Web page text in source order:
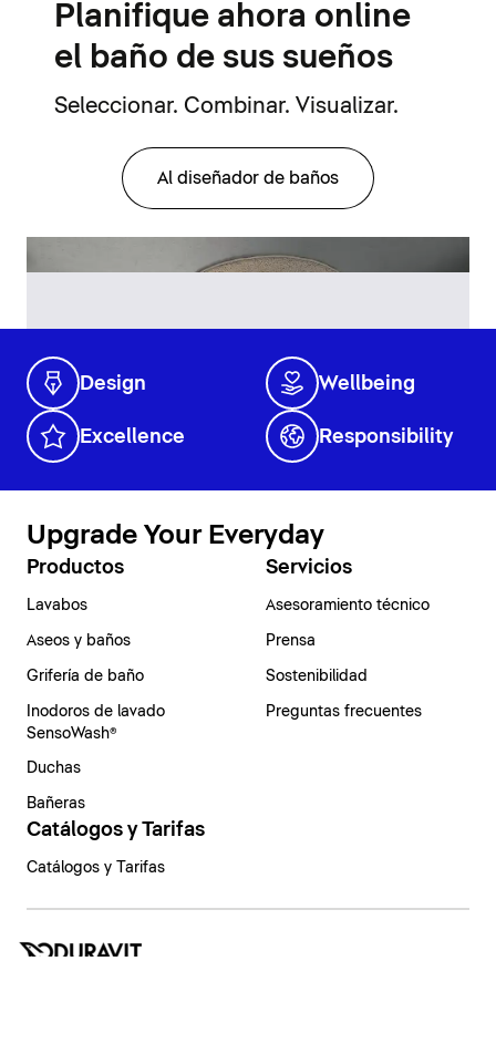
Planifique ahora online
el baño de sus sueños
Seleccionar. Combinar. Visualizar.
Al diseñador de baños
Design Wellbeing
Excellence Responsibility
Upgrade Your Everyday
Productos
Lavabos
Aseos y baños
Grifería de baño
Inodoros de lavado
SensoWash®
Duchas
Bañeras
Servicios
Asesoramiento técnico
Prensa
Sostenibilidad
Preguntas frecuentes
Catálogos y Tarifas
Catálogos y Tarifas